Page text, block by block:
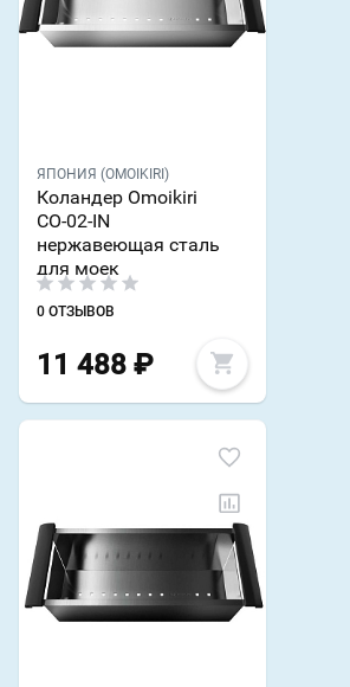
ЯПОНИЯ (OMOIKIRI)
Коландер Omoikiri
CO-02-IN
нержавеющая сталь
для моек
0 ОТЗЫВОВ
11 488 ₽